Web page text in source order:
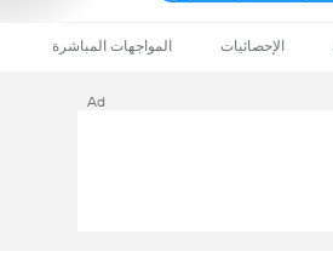
الإحصائيات المواجهات المباشرة
Ad